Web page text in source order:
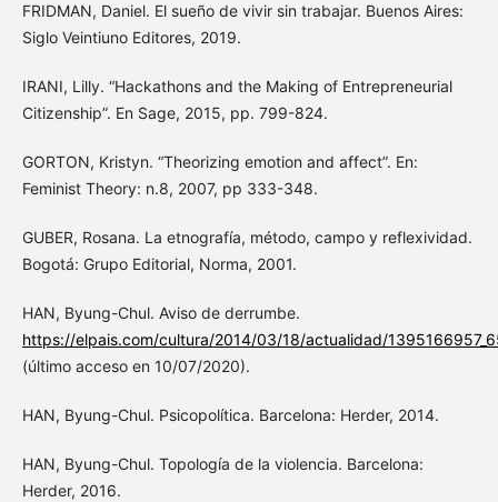
FRIDMAN, Daniel. El sueño de vivir sin trabajar. Buenos Aires:
Siglo Veintiuno Editores, 2019.
IRANI, Lilly. “Hackathons and the Making of Entrepreneurial
Citizenship”. En Sage, 2015, pp. 799-824.
GORTON, Kristyn. “Theorizing emotion and affect”. En:
Feminist Theory: n.8, 2007, pp 333-348.
GUBER, Rosana. La etnografía, método, campo y reflexividad.
Bogotá: Grupo Editorial, Norma, 2001.
HAN, Byung-Chul. Aviso de derrumbe.
https://elpais.com/cultura/2014/03/18/actualidad/
(último acceso en 10/07/2020).
HAN, Byung-Chul. Psicopolítica. Barcelona: Herder, 2014.
HAN, Byung-Chul. Topología de la violencia. Barcelona:
Herder, 2016.